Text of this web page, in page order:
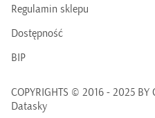
Regulamin sklepu
Dostępność
BIP
COPYRIGHTS © 2016 - 2025 BY
Datasky